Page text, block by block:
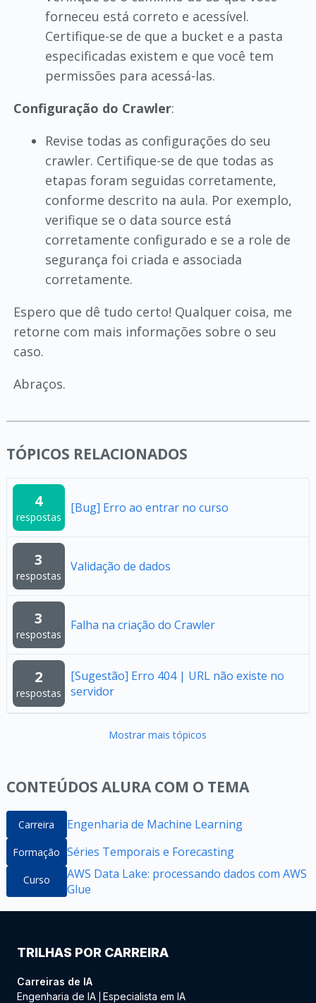
forneceu está correto e acessível.
Certifique-se de que a bucket e a pasta
especificadas existem e que você tem
permissões para acessá-las.
Configuração do Crawler:
Revise todas as configurações do seu
crawler. Certifique-se de que todas as
etapas foram seguidas corretamente,
conforme descrito na aula. Por exemplo,
verifique se o data source está
corretamente configurado e se a role de
segurança foi criada e associada
corretamente.
Espero que dê tudo certo! Qualquer coisa, me
retorne com mais informações sobre o seu
caso.
Abraços.
TÓPICOS RELACIONADOS
4
respostas
[Bug] Erro ao entrar no curso
3
respostas
Validação de dados
3
respostas
Falha na criação do Crawler
2
respostas
[Sugestão] Erro 404 | URL não existe no
servidor
Mostrar mais tópicos
CONTEÚDOS ALURA COM O TEMA
Carreira Engenharia de Machine Learning
Formação Séries Temporais e Forecasting
Curso
AWS Data Lake: processando dados com AWS
Glue
TRILHAS POR CARREIRA
Carreiras de IA
Engenharia de IA Especialista em IA